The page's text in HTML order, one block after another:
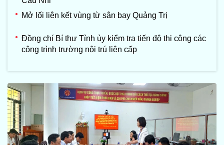
Mở lối liên kết vùng từ sân bay Quảng Trị
Đồng chí Bí thư Tỉnh ủy kiểm tra tiến độ thi công các
công trình trường nội trú liên cấp